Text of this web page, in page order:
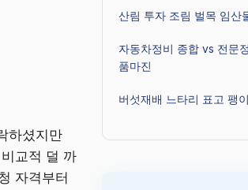
하셨지만
교적 덜 까
자격부터
산림 투자 조림 벌목 임산
자동차정비 종합 vs 전문
품마진
버섯재배 느타리 표고 팽